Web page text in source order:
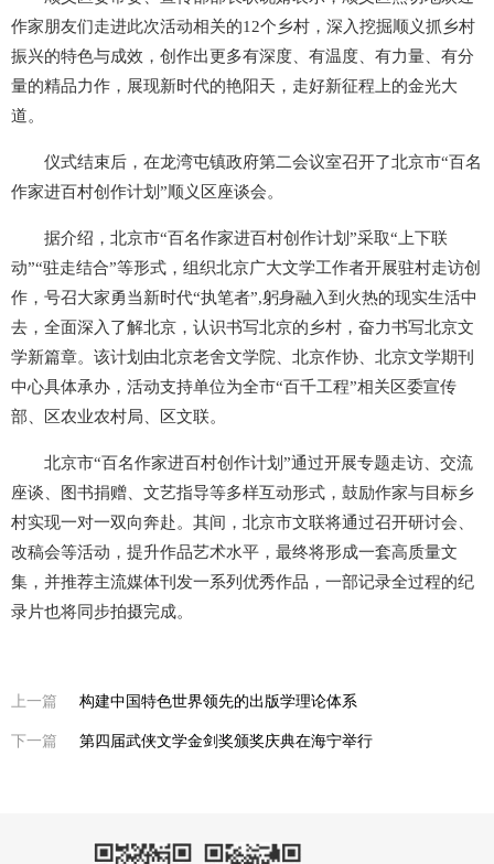
作家朋友们走进此次活动相关的12个乡村，深入挖掘顺义抓乡村
振兴的特色与成效，创作出更多有深度、有温度、有力量、有分
量的精品力作，展现新时代的艳阳天，走好新征程上的金光大
道。
仪式结束后，在龙湾屯镇政府第二会议室召开了北京市“百名
作家进百村创作计划”顺义区座谈会。
据介绍，北京市“百名作家进百村创作计划”采取“上下联
动”“驻走结合”等形式，组织北京广大文学工作者开展驻村走访创
作，号召大家勇当新时代“执笔者”,躬身融入到火热的现实生活中
去，全面深入了解北京，认识书写北京的乡村，奋力书写北京文
学新篇章。该计划由北京老舍文学院、北京作协、北京文学期刊
中心具体承办，活动支持单位为全市“百千工程”相关区委宣传
部、区农业农村局、区文联。
北京市“百名作家进百村创作计划”通过开展专题走访、交流
座谈、图书捐赠、文艺指导等多样互动形式，鼓励作家与目标乡
村实现一对一双向奔赴。其间，北京市文联将通过召开研讨会、
改稿会等活动，提升作品艺术水平，最终将形成一套高质量文
集，并推荐主流媒体刊发一系列优秀作品，一部记录全过程的纪
录片也将同步拍摄完成。
上一篇 构建中国特色世界领先的出版学理论体系
下一篇 第四届武侠文学金剑奖颁奖庆典在海宁举行